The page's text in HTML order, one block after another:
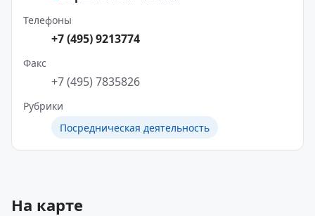
Телефоны
+7 (495) 9213774
Факс
+7 (495) 7835826
Рубрики
Посредническая деятельность
На карте